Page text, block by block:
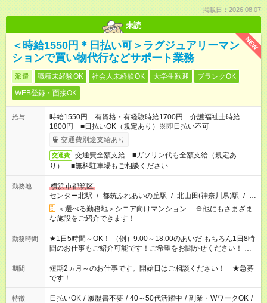
掲載日：2026.08.07
未読
NEW
＜時給1550円＊日払い可＞ラグジュアリーマン
ションで買い物代行などサポート業務
派遣 職種未経験OK 社会人未経験OK 大学生歓迎
ブランクOK
WEB登録・面接OK
給与
時給1550円 有資格・有経験時給1700円 介護福祉士時給
1800円 ■日払いOK（規定あり）※即日払い不可
交通費別途支給あり
交通費
交通費全額支給 ■ガソリン代も全額支給（規定あ
り） ■無料駐車場もご相談ください
勤務地
横浜市都筑区
センター北駅 / 都筑ふれあいの丘駅 / 北山田(神奈川県)駅 / …
＜選べる勤務地＞シニア向けマンション ※他にもさまざま
な施設をご紹介できます！
勤務時間
★1日5時間～OK！ （例）9:00～18:00のあいだ もちろん1日8時
間のお仕事もご紹介可能です！ご希望をお聞かせください！ ★
家庭の都合でお休みが必要な場合も遠慮なくご相談ください。
※週最低15時間以上の勤務が必要です
期間
短期2ヵ月～のお仕事です。開始日はご相談ください！ ★急募
です！
特徴 日払いOK / 履歴書不要 / 40～50代活躍中 / 副業・WワークOK /